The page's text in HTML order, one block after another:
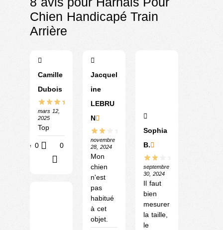
Chien Handicapé Train
Arrière
Camille
Dubois
mars 12,
2025
Top
Utile 0 0
Jacquel
ine
LEBRU
N
novembre
28, 2024
Mon
chien
n'est
pas
habitué
à cet
objet.
Sophia
B.
septembre
30, 2024
Il faut
bien
mesurer
la taille,
le